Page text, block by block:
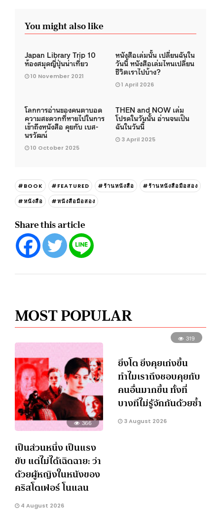
You might also like
Japan Library Trip 10
ห้องสมุดญี่ปุ่นน่าเที่ยว
10 November 2021
หนังสือเล่มนั้น เปลี่ยนฉันใน
วันนี้ หนังสือเล่มไหนเปลี่ยน
ชีวิตเราไปบ้าง?
1 April 2026
โลกการอ่านของคนตาบอด
ความสะดวกที่หายไปในการ
เข้าถึงหนังสือ คุยกับ เบส-
นรวัฒน์
10 October 2025
THEN and NOW เล่ม
โปรดในวันนั้น อ่านจนเป็น
ฉันในวันนี้
3 April 2025
#BOOK #FEATURED #ร้านหนังสือ
#ร้านหนังสือมือสอง
#หนังสือ
#หนังสือมือสอง
Share this article
MOST POPULAR
366
เป็นส่วนหนึ่ง เป็นแรง
ขับ แต่ไม่ได้เฉิดฉาย: ว่า
ด้วยผู้หญิงในหนังของ
คริสโตเฟอร์ โนแลน
4 August 2026
319
ยิ่งโต ยิ่งคุยเก่งขึ้น
ทำไมเราถึงชอบคุยกับ
คนอื่นมากขึ้น ทั้งที่
บางทีไม่รู้จักกันด้วยซ้ำ
3 August 2026